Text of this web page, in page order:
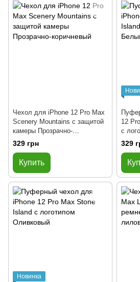
Чехол для iPhone 12 Pro Max
Scenery Mountains с защитой
камеры Прозрачно-
коричневый
329 грн
Купить
12
с
329
Новинка